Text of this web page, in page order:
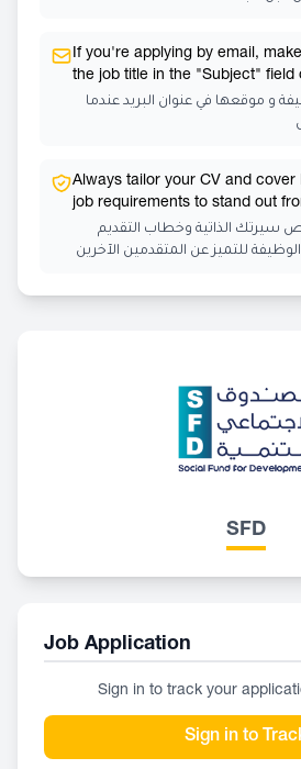
If you're applying by email,
the job title in the "Subject" field
و موقعها في عنوان البريد عندما
Always tailor your CV and
job requirements to stand out
سيرتك الذاتية وخطاب التقديم
للتميز عن المتقدمين الآخرين
SFD
Job Application
Sign in to track your
Sign in to